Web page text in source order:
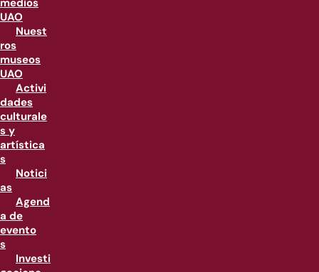
medios
UAO
Nuest
ros
museos
UAO
Activi
dades
culturale
s y
artística
s
Notici
as
Agend
a de
evento
s
Investi